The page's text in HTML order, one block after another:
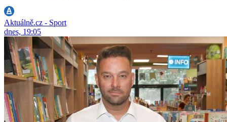
Aktuálně.cz - Sport
dnes, 19:05